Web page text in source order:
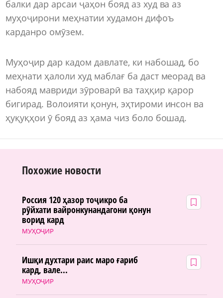
балки дар арсаи ҷаҳон бояд аз худ ва аз
муҳоҷирони меҳнатии худамон дифоъ
карданро омӯзем.
Муҳоҷир дар кадом давлате, ки набошад, бо
меҳнати ҳалоли худ маблағ ба даст меорад ва
набояд мавриди зӯроварӣ ва таҳқир қарор
бигирад. Волоияти қонун, эҳтироми инсон ва
ҳуқуқҳои ӯ бояд аз ҳама чиз боло бошад.
Похожие новости
МУҲОҶИР
Россия 120 ҳазор тоҷикро ба
рӯйхати вайронкунандагони қонун
ворид кард
МУҲОҶИР
Ишқи духтари раис маро ғариб
кард, вале...